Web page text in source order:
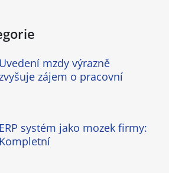
Uvedení mzdy výrazně
zájem o pracovní
ERP systém jako mozek firmy:
Kompletní